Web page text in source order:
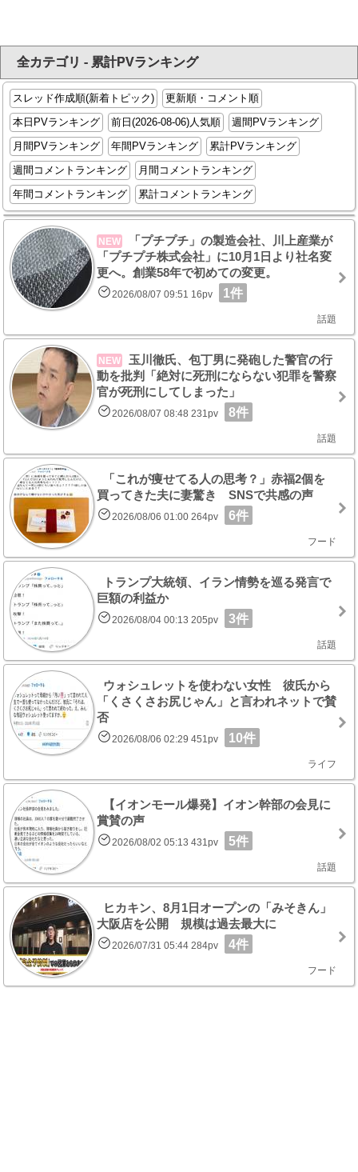
全カテゴリ - 累計PVランキング
スレッド作成順(新着トピック)
更新順・コメント順
本日PVランキング
前日(2026-08-06)人気順
週間PVランキング
月間PVランキング
年間PVランキング
累計PVランキング
週間コメントランキング
月間コメントランキング
年間コメントランキング
累計コメントランキング
NEW
「プチプチ」の製造会社、川上産業が
「プチプチ株式会社」に10月1日より社名変
更へ。創業58年で初めての変更。
2026/08/07 09:51 16pv 1件
話題
NEW
玉川徹氏、包丁男に発砲した警官の行
動を批判「絶対に死刑にならない犯罪を警察
官が死刑にしてしまった」
2026/08/07 08:48 231pv 8件
話題
「これが痩せてる人の思考？」赤福2個を
買ってきた夫に妻驚き SNSで共感の声
2026/08/06 01:00 264pv 6件
フード
トランプ大統領、イラン情勢を巡る発言で
巨額の利益か
2026/08/04 00:13 205pv 3件
話題
ウォシュレットを使わない女性 彼氏から
「くさくさお尻じゃん」と言われネットで賛
否
2026/08/06 02:29 451pv 10件
ライフ
【イオンモール爆発】イオン幹部の会見に
賞賛の声
2026/08/02 05:13 431pv 5件
話題
ヒカキン、8月1日オープンの「みそきん」
大阪店を公開 規模は過去最大に
2026/07/31 05:44 284pv 4件
フード